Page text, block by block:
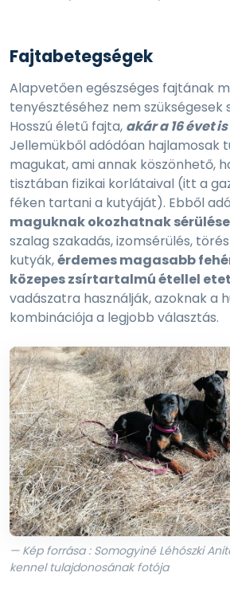
Fajtabetegségek
Alapvetően egészséges fajtának
tenyésztéséhez nem szükségesek
Hosszú életű fajta, akár a 16 évet
Jellemükből adódóan hajlamosak
magukat, ami annak köszönhető,
tisztában fizikai korlátaival (itt a
féken tartani a kutyáját). Ebből
maguknak okozhatnak
szalag szakadás, izomsérülés,
kutyák,érdemes magasabb
közepes zsírtartalmú étellel
vadászatra használják, azoknak a
kombinációja a legjobb választás.
— Kép forrása : Somogyiné Léhószki
kennel tulajdonosának fotója